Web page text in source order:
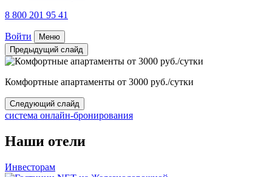
8 800 201 95 41
Войти
Меню
Предыдущий слайд
Комфортные апартаменты от 3000 руб./сутки
Следующий слайд
система онлайн-бронирования
Наши отели
Инвесторам